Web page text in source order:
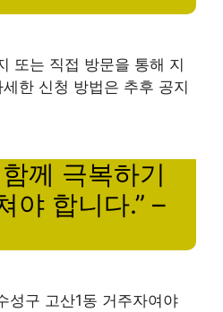
또는 직접 방문을 통해 지
한 신청 방법은 추후 공지
께 극복하기
야 합니다.” –
성구 고산1동 거주자여야